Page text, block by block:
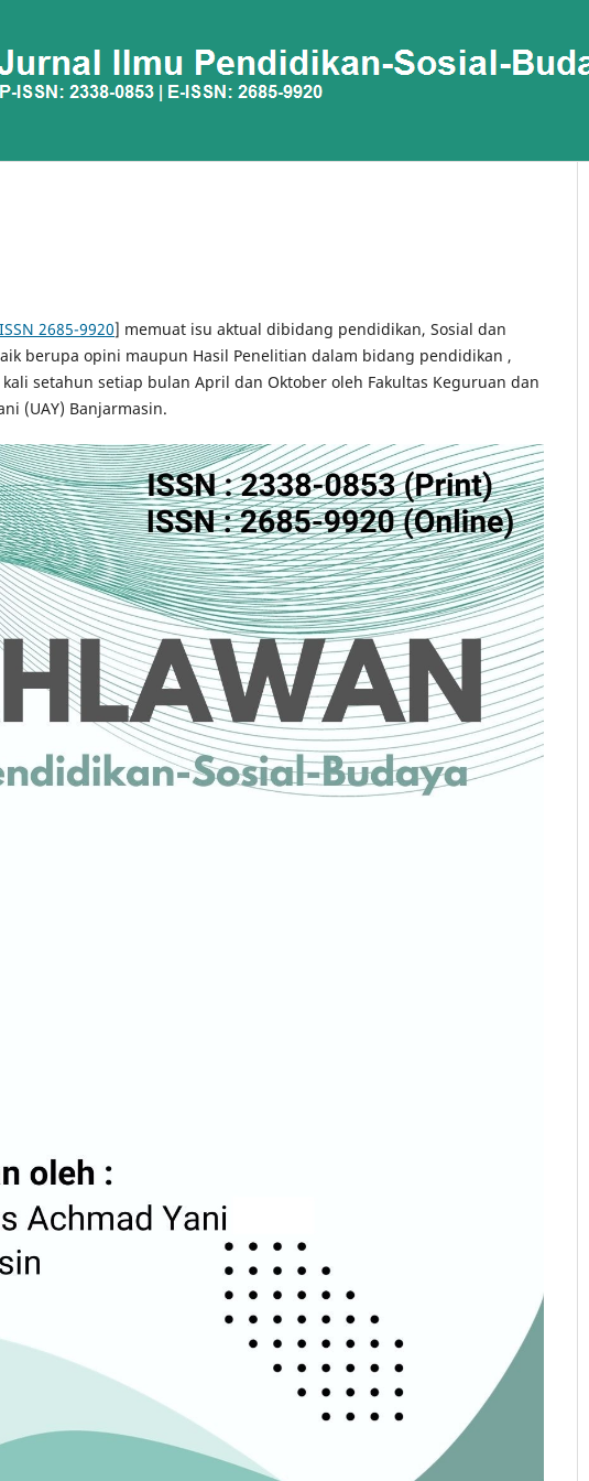
2685-9920] memuat isu aktual dibidang pendidikan, Sosial dan
berupa opini maupun Hasil Penelitian dalam bidang pendidikan ,
setahun setiap bulan April dan Oktober oleh Fakultas Keguruan dan
(UAY) Banjarmasin.